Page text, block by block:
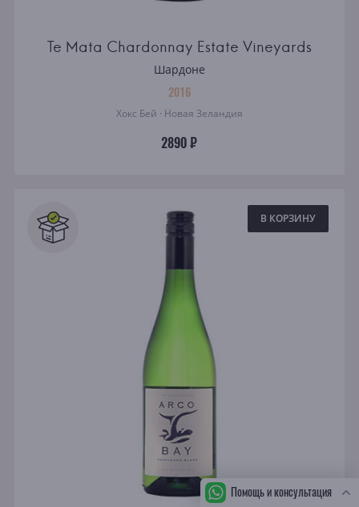
Помощь и консультация
Te Mata Chardonnay Estate Vineyards
Шардоне
2016
Хокс Бей · Новая Зеландия
2890 ₽
В КОРЗИНУ